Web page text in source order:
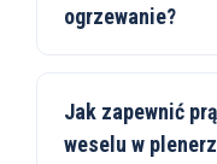
ogrzewanie?
Jak zapewnić
weselu w